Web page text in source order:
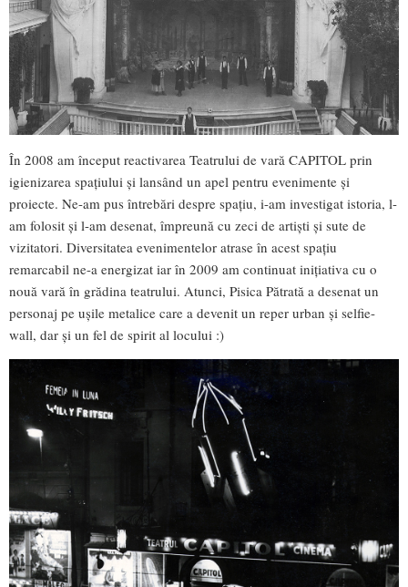
În 2008 am început reactivarea Teatrului de vară CAPITOL prin
igienizarea spațiului și lansând un apel pentru evenimente și
proiecte. Ne-am pus întrebări despre spațiu, i-am investigat istoria, l-
am folosit și l-am desenat, împreună cu zeci de artiști și sute de
vizitatori. Diversitatea evenimentelor atrase în acest spațiu
remarcabil ne-a energizat iar în 2009 am continuat inițiativa cu o
nouă vară în grădina teatrului. Atunci, Pisica Pătrată a desenat un
personaj pe ușile metalice care a devenit un reper urban și selfie-
wall, dar și un fel de spirit al locului :)